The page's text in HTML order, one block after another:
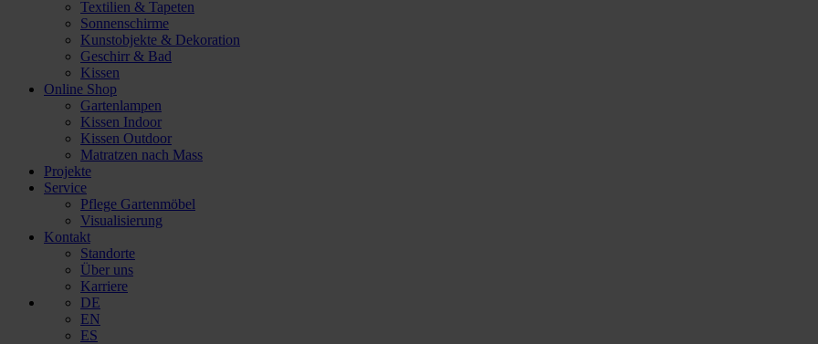
Textilien & Tapeten
Sonnenschirme
Kunstobjekte & Dekoration
Geschirr & Bad
Kissen
Online Shop
Gartenlampen
Kissen Indoor
Kissen Outdoor
Matratzen nach Mass
Projekte
Service
Pflege Gartenmöbel
Visualisierung
Kontakt
Standorte
Über uns
Karriere
DE
EN
ES